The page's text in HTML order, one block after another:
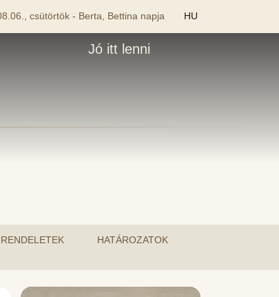
csütörtök - Berta, Bettina napja HU
Jó itt lenni
HATÁROZATOK